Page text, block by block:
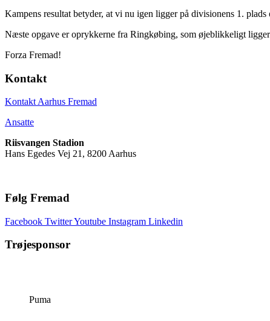
Kampens resultat betyder, at vi nu igen ligger på divisionens 1.
Næste opgave er oprykkerne fra Ringkøbing, som øjeblikkeligt
Forza Fremad!
Kontakt
Kontakt Aarhus Fremad
Ansatte
Riisvangen Stadion
Hans Egedes Vej 21, 8200 Aarhus
Følg Fremad
Facebook TwitterYoutube Instagram Linkedin
Trøjesponsor
Puma